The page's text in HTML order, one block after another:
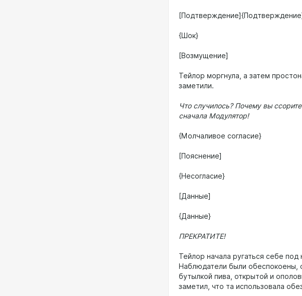
{Шок}
[Возмущение]
Тейлор моргнула, а затем
заметили.
Что случилось? Почему вы
сначала Модулятор!
{Молчаливое согласие}
[Пояснение]
{Несогласие}
[Данные]
{Данные}
ПРЕКРАТИТЕ!
Тейлор начала ругаться себе
Наблюдатели были обеспокоены,
бутылкой пива, открытой и
заметил, что та использовала